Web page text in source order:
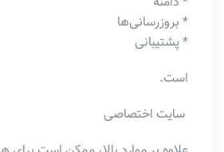
* بروزرسانی‌ها
* پشتیبانی
است.
سایت اختصاصی